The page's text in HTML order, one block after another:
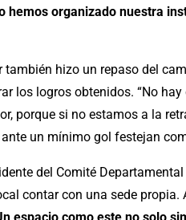
hemos organizado nuestra
también hizo un repaso del
los logros obtenidos. “No
porque si no estamos a la
un mínimo gol festejan
del Comité
contar con una sede propia.